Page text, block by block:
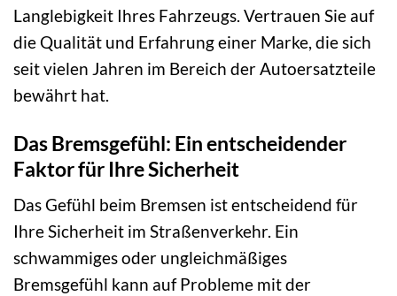
Langlebigkeit Ihres Fahrzeugs. Vertrauen Sie auf
die Qualität und Erfahrung einer Marke, die sich
seit vielen Jahren im Bereich der Autoersatzteile
bewährt hat.
Das Bremsgefühl: Ein entscheidender
Faktor für Ihre Sicherheit
Das Gefühl beim Bremsen ist entscheidend für
Ihre Sicherheit im Straßenverkehr. Ein
schwammiges oder ungleichmäßiges
Bremsgefühl kann auf Probleme mit der